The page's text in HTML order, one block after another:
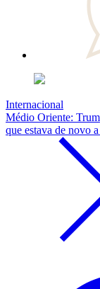
Internacional
Médio Oriente:
que estava de novo